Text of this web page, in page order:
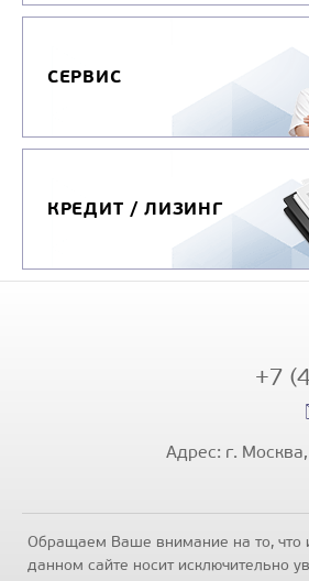
СЕРВИС
КРЕДИТ / ЛИЗИНГ
+7
Адрес: г.
Обращаем Ваше внимание на то, что
данном сайте носит исключительно